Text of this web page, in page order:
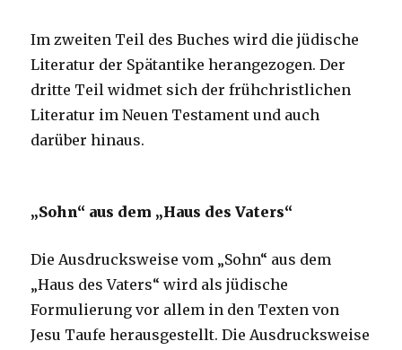
Im zweiten Teil des Buches wird die jüdische
Literatur der Spätantike herangezogen. Der
dritte Teil widmet sich der frühchristlichen
Literatur im Neuen Testament und auch
darüber hinaus.
„Sohn“ aus dem „Haus des Vaters“
Die Ausdrucksweise vom „Sohn“ aus dem
„Haus des Vaters“ wird als jüdische
Formulierung vor allem in den Texten von
Jesu Taufe herausgestellt. Die Ausdrucksweise